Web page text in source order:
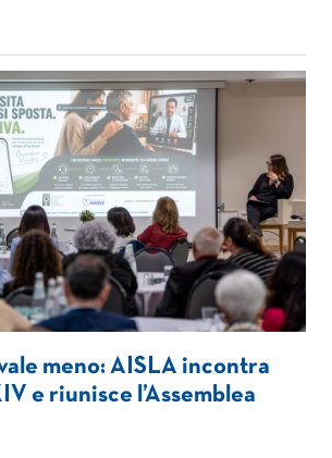
meno: AISLA incontra
e riunisce l’Assemblea